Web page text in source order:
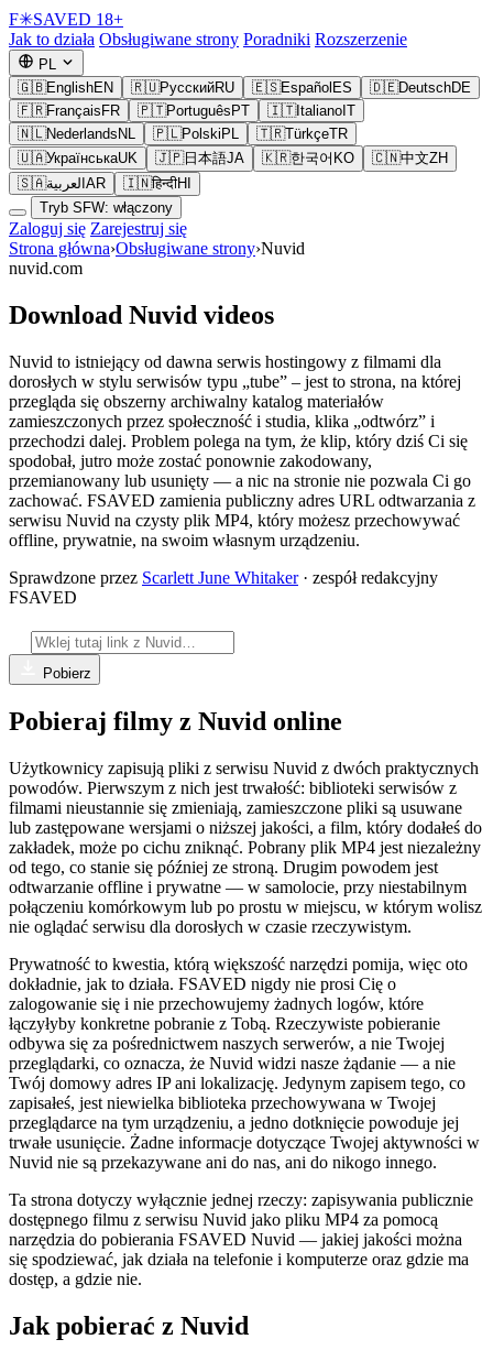
F✳SAVED 18+
Jak to działa Obsługiwane strony Poradniki Rozszerzenie
PL
🇬🇧EnglishEN 🇷🇺РусскийRU 🇪🇸Español ES 🇩🇪DeutschDE
🇫🇷Français FR 🇵🇹Português PT 🇮🇹Italiano IT
🇳🇱Nederlands NL 🇵🇱Polski PL 🇹🇷TürkçeTR
🇺🇦УкраїнськаUK 🇯🇵日本語JA 🇰🇷한국어 KO 🇨🇳中文ZH
🇸🇦العربية AR 🇮🇳हिन्दीHI
Tryb SFW: włączony
Zaloguj się Zarejestruj się
Strona główna›Obsługiwane strony›Nuvid
nuvid.com
Download Nuvid videos
Nuvid to istniejący od dawna serwis hostingowy z filmami dla
dorosłych w stylu serwisów typu „tube” – jest to strona, na której
przegląda się obszerny archiwalny katalog materiałów
zamieszczonych przez społeczność i studia, klika „odtwórz” i
przechodzi dalej. Problem polega na tym, że klip, który dziś Ci się
spodobał, jutro może zostać ponownie zakodowany,
przemianowany lub usunięty — a nic na stronie nie pozwala Ci go
zachować. FSAVED zamienia publiczny adres URL odtwarzania z
serwisu Nuvid na czysty plik MP4, który możesz przechowywać
offline, prywatnie, na swoim własnym urządzeniu.
Sprawdzone przez Scarlett June Whitaker· zespół redakcyjny
FSAVED
Pobierz
Pobieraj filmy z Nuvid online
Użytkownicy zapisują pliki z serwisu Nuvid z dwóch praktycznych
powodów. Pierwszym z nich jest trwałość: biblioteki serwisów z
filmami nieustannie się zmieniają, zamieszczone pliki są usuwane
lub zastępowane wersjami o niższej jakości, a film, który dodałeś do
zakładek, może po cichu zniknąć. Pobrany plik MP4 jest niezależny
od tego, co stanie się później ze stroną. Drugim powodem jest
odtwarzanie offline i prywatne — w samolocie, przy niestabilnym
połączeniu komórkowym lub po prostu w miejscu, w którym wolisz
nie oglądać serwisu dla dorosłych w czasie rzeczywistym.
Prywatność to kwestia, którą większość narzędzi pomija, więc oto
dokładnie, jak to działa. FSAVED nigdy nie prosi Cię o
zalogowanie się i nie przechowujemy żadnych logów, które
łączyłyby konkretne pobranie z Tobą. Rzeczywiste pobieranie
odbywa się za pośrednictwem naszych serwerów, a nie Twojej
przeglądarki, co oznacza, że Nuvid widzi nasze żądanie — a nie
Twój domowy adres IP ani lokalizację. Jedynym zapisem tego, co
zapisałeś, jest niewielka biblioteka przechowywana w Twojej
przeglądarce na tym urządzeniu, a jedno dotknięcie powoduje jej
trwałe usunięcie. Żadne informacje dotyczące Twojej aktywności w
Nuvid nie są przekazywane ani do nas, ani do nikogo innego.
Ta strona dotyczy wyłącznie jednej rzeczy: zapisywania publicznie
dostępnego filmu z serwisu Nuvid jako pliku MP4 za pomocą
narzędzia do pobierania FSAVED Nuvid — jakiej jakości można
się spodziewać, jak działa na telefonie i komputerze oraz gdzie ma
dostęp, a gdzie nie.
Jak pobierać z Nuvid